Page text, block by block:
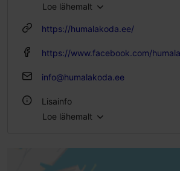
K – L 12:00–00:00
Loe lähemalt
https://humalakoda.ee/
https://www.facebook.com/
info@humalakoda.ee
Lisainfo
Gruppide toitlustamine: Jah
Istekohtade arv: 150
Loe lähemalt